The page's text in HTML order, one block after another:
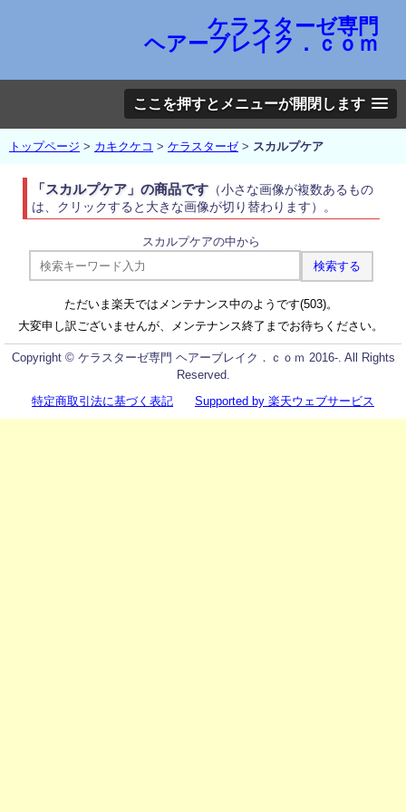
ケラスターゼ専門
ヘアーブレイク．ｃｏｍ
「スカルプケア」の商品です （小さな画像が複数あるもの
は、クリックすると大きな画像が切り替わります）。
スカルプケアの中から
ただいま楽天ではメンテナンス中のようです(503)。
大変申し訳ございませんが、メンテナンス終了までお待ちください。
トップページ > カキクケコ > ケラスターゼ> スカルプケア
ここを押すとメニューが開閉します
Copyright © ケラスターゼ専門 ヘアーブレイク．ｃｏｍ 2016-. All Rights
Reserved.
特定商取引法に基づく表記
Supported by 楽天ウェブサービス